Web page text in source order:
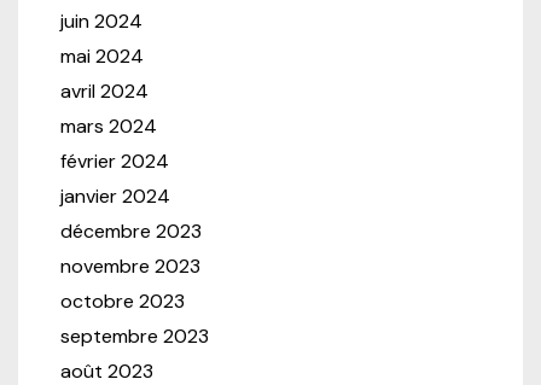
juin 2024
mai 2024
avril 2024
mars 2024
février 2024
janvier 2024
décembre 2023
novembre 2023
octobre 2023
septembre 2023
août 2023